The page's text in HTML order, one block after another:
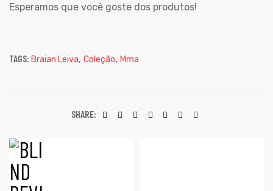
Esperamos que você goste dos produtos!
TAGS: Braian Leiva, Coleção, Mma
SHARE: